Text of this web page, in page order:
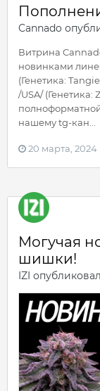
Cannado
Витрина
новинками
(Генетика:
/USA/
нашему tg-кан...
20 марта, 2024
Могучая
шишки!
IZI